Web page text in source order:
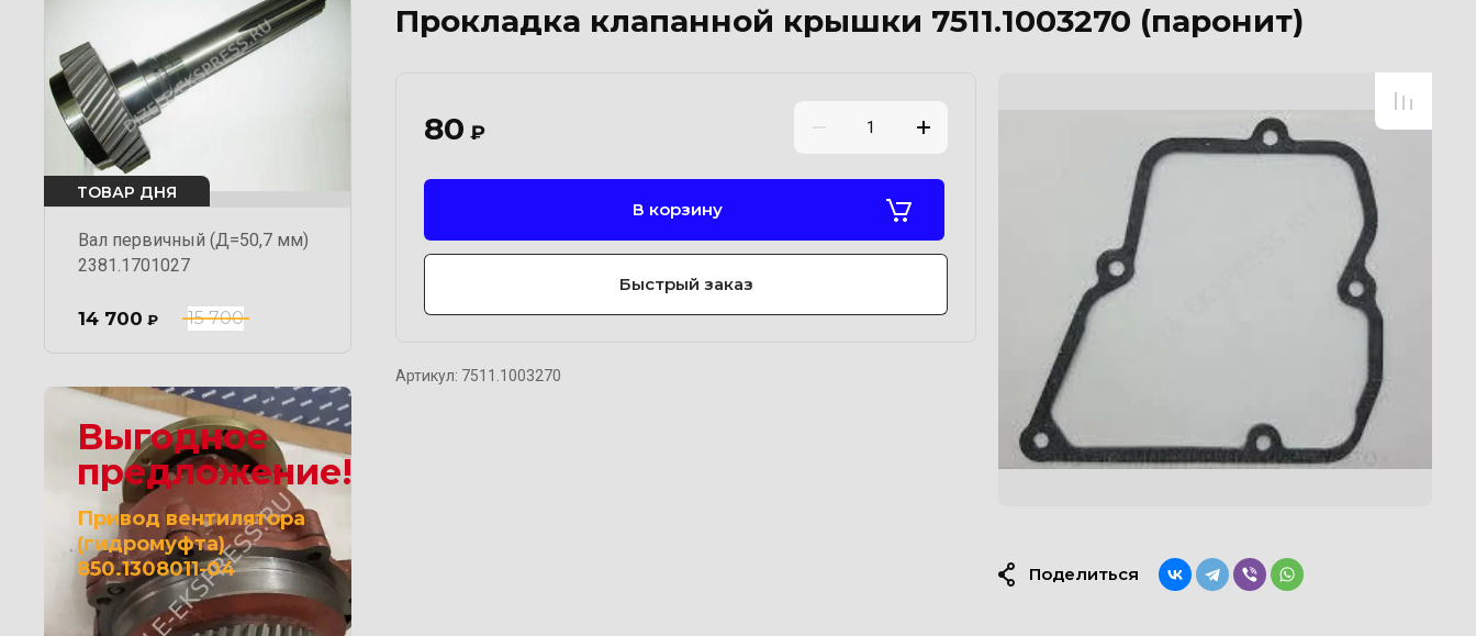
ТОВАР ДНЯ
Вал первичный (Д=50,7 мм)
2381.1701027
15 700
14 700 ₽
Выгодное
предложение!
Привод вентилятора
(гидромуфта)
850.1308011-04
Прокладка клапанной крышки 7511.1003270 (паронит)
80 ₽
В корзину
Быстрый заказ
Артикул: 7511.1003270
Поделиться